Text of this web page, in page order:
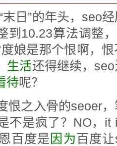
日”的年头，seo
到10.23算法调整
娘是那个恨啊，
生活还得继续，
待呢？
恨之入骨的seoer
不是疯了？NO，
百度是 因为百度